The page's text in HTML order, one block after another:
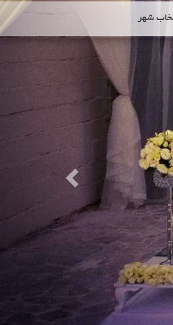
شهر